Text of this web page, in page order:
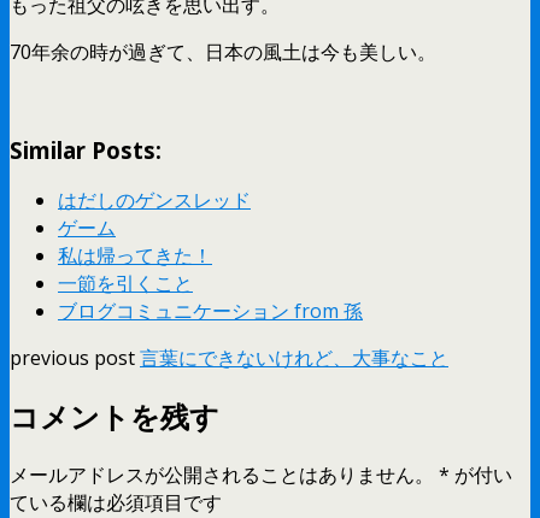
70年余の時が過ぎて、日本の風土は今も美しい。
Similar Posts:
はだしのゲンスレッド
ゲーム
私は帰ってきた！
一節を引くこと
ブログコミュニケーション from 孫
previous post言葉にできないけれど、大事なこと
コメントを残す
メールアドレスが公開されることはありません。 * が付い
ている欄は必須項目です